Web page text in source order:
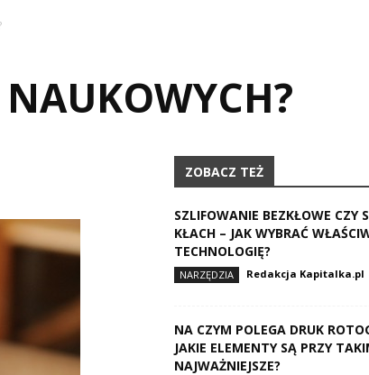
ZOBACZ TEŻ
SZLIFOWANIE BEZKŁOWE CZY
KŁACH – JAK WYBRAĆ
TECHNOLOGIĘ?
NARZĘDZIA Redakcja Kapitalka.pl
NA CZYM POLEGA DRUK
JAKIE ELEMENTY SĄ PRZY
NAJWAŻNIEJSZE?